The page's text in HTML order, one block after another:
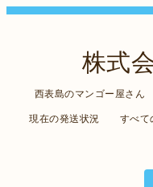
株式
西表島のマンゴー屋さ
現在の発送状況 すべ